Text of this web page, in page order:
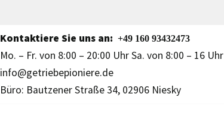
Kontaktiere Sie uns an: +49 160 93432473
Mo. – Fr. von 8:00 – 20:00 Uhr Sa. von 8:00 – 16 Uhr
info@getriebepioniere.de
Büro: Bautzener Straße 34, 02906 Niesky